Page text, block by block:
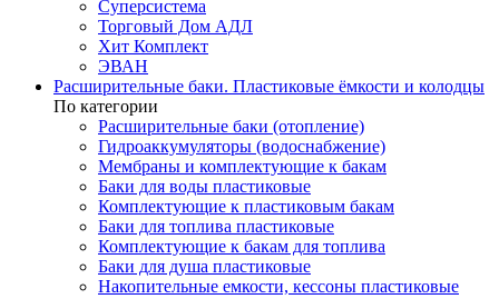
Суперсистема
Торговый Дом АДЛ
Хит Комплект
ЭВАН
Расширительные баки. Пластиковые ёмкости и колодцы
По категории
Расширительные баки (отопление)
Гидроаккумуляторы (водоснабжение)
Мембраны и комплектующие к бакам
Баки для воды пластиковые
Комплектующие к пластиковым бакам
Баки для топлива пластиковые
Комплектующие к бакам для топлива
Баки для душа пластиковые
Накопительные емкости, кессоны пластиковые